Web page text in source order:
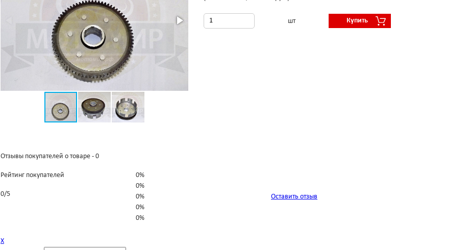
шт Купить
Отзывы покупателей о товаре - 0
Рейтинг покупателей
0/5
0%
0%
0%
0%
0%
Оставить отзыв
Х